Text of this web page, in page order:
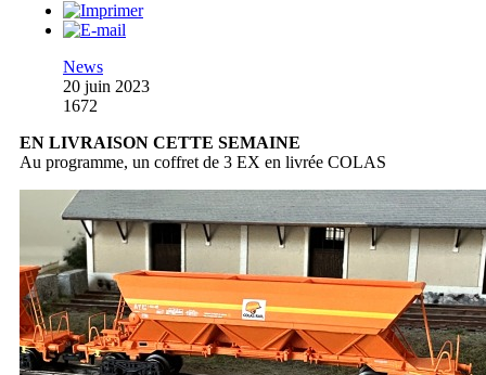
News
20 juin 2023
1672
EN LIVRAISON CETTE SEMAINE
Au programme, un coffret de 3 EX en livrée COLAS